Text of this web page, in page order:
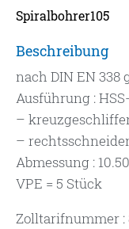
Spiralbohrer105
Beschreibung
nach DIN EN 338
Ausführung :
–
–
Abmessung :
VPE = 5 Stück
Zolltarifnummer :